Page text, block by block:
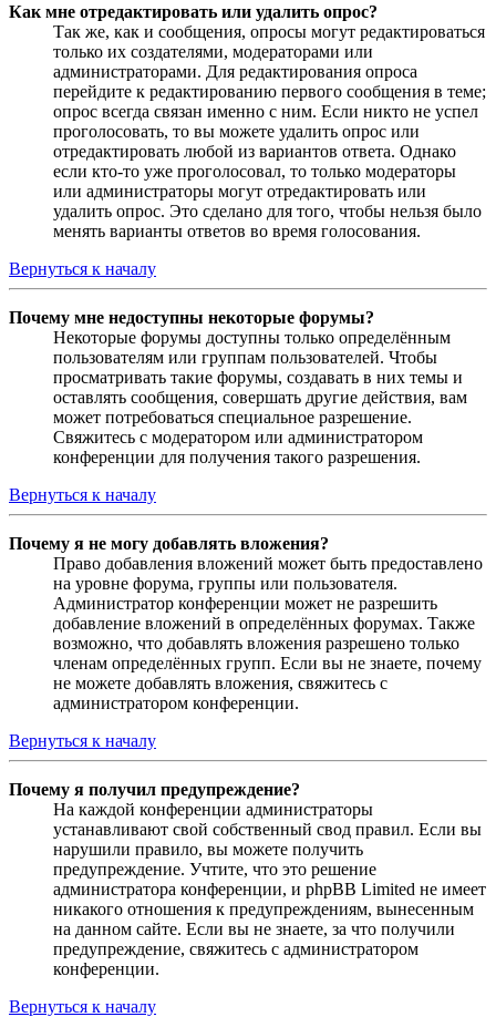
Как мне отредактировать или удалить опрос?
Так же, как и сообщения, опросы могут редактироваться
только их создателями, модераторами или
администраторами. Для редактирования опроса
перейдите к редактированию первого сообщения в теме;
опрос всегда связан именно с ним. Если никто не успел
проголосовать, то вы можете удалить опрос или
отредактировать любой из вариантов ответа. Однако
если кто-то уже проголосовал, то только модераторы
или администраторы могут отредактировать или
удалить опрос. Это сделано для того, чтобы нельзя было
менять варианты ответов во время голосования.
Вернуться к началу
Почему мне недоступны некоторые форумы?
Некоторые форумы доступны только определённым
пользователям или группам пользователей. Чтобы
просматривать такие форумы, создавать в них темы и
оставлять сообщения, совершать другие действия, вам
может потребоваться специальное разрешение.
Свяжитесь с модератором или администратором
конференции для получения такого разрешения.
Вернуться к началу
Почему я не могу добавлять вложения?
Право добавления вложений может быть предоставлено
на уровне форума, группы или пользователя.
Администратор конференции может не разрешить
добавление вложений в определённых форумах. Также
возможно, что добавлять вложения разрешено только
членам определённых групп. Если вы не знаете, почему
не можете добавлять вложения, свяжитесь с
администратором конференции.
Вернуться к началу
Почему я получил предупреждение?
На каждой конференции администраторы
устанавливают свой собственный свод правил. Если вы
нарушили правило, вы можете получить
предупреждение. Учтите, что это решение
администратора конференции, и phpBB Limited не имеет
никакого отношения к предупреждениям, вынесенным
на данном сайте. Если вы не знаете, за что получили
предупреждение, свяжитесь с администратором
конференции.
Вернуться к началу